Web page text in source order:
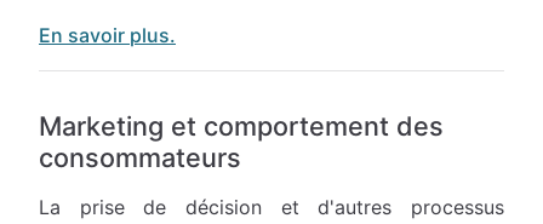
En savoir plus.
Marketing et comportement des
consommateurs
La prise de décision et d'autres processus